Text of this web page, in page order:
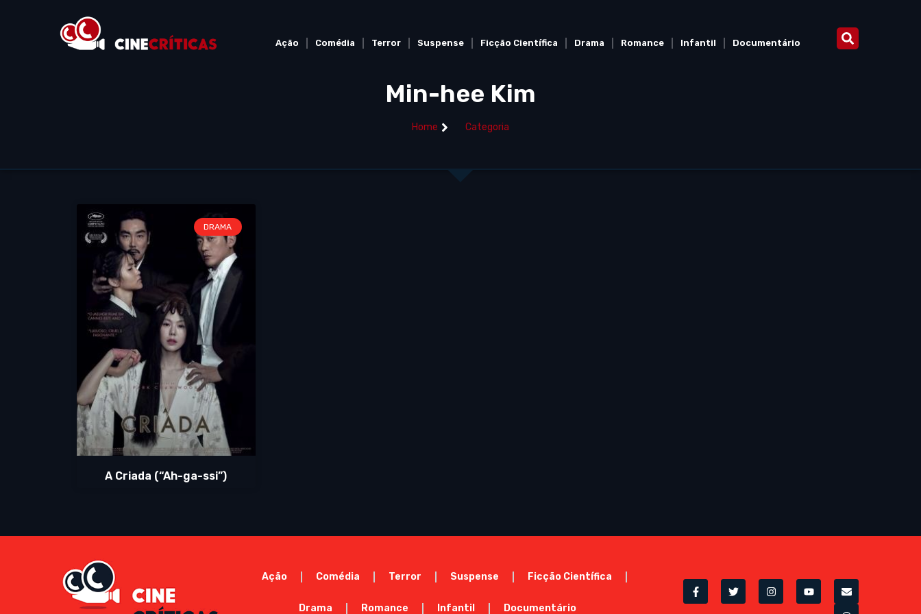
Ação Comédia Terror Suspense Ficção Científica Drama Romance Infantil Documentário
Min-hee Kim
Home Categoria
DRAMA
A Criada (“Ah-ga-ssi”)
Ação Comédia Terror Suspense Ficção Científica
Drama Romance Infantil Documentário